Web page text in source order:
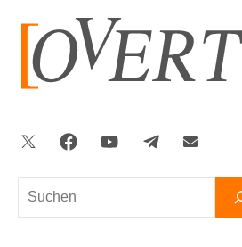
springen
Suchen
Twitter FacebookYouTubeTelegram